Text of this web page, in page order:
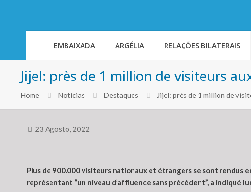
EMBAIXADA ARGÉLIA RELAÇÕES BILATERAIS
Jijel: près de 1 million de visiteurs
Home Notícias Destaques Jijel: près de 1 million de
23 Agosto, 2022
Plus de 900.000 visiteurs nationaux et étrangers se sont rendus
représentant “un niveau d’affluence sans précédent”, a indiqué